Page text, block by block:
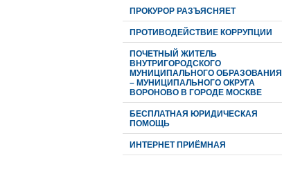
ПРОКУРОР РАЗЪЯСНЯЕТ
ПРОТИВОДЕЙСТВИЕ КОРРУПЦИИ
ПОЧЕТНЫЙ ЖИТЕЛЬ
ВНУТРИГОРОДСКОГО
МУНИЦИПАЛЬНОГО ОБРАЗОВАНИЯ
– МУНИЦИПАЛЬНОГО ОКРУГА
ВОРОНОВО В ГОРОДЕ МОСКВЕ
БЕСПЛАТНАЯ ЮРИДИЧЕСКАЯ
ПОМОЩЬ
ИНТЕРНЕТ ПРИЁМНАЯ